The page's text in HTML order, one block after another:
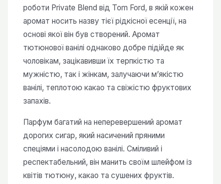
450,00 ₴
роботи Private Blend від Tom Ford, в якій кожен
аромат носить назву тієї рідкісної есенції, на
основі якої він був створений. Аромат
тютюнової ванілі однаково добре підійде як
чоловікам, зацікавивши їх терпкістю та
мужністю, так і жінкам, залучаючи м’якістю
ванілі, теплотою какао та свіжістю фруктових
запахів.
Парфум багатий на неперевершений аромат
дорогих сигар, який насичений пряними
спеціями і насолодою ванілі. Сміливий і
респектабельний, він манить своїм шлейфом із
квітів тютюну, какао та сушених фруктів.